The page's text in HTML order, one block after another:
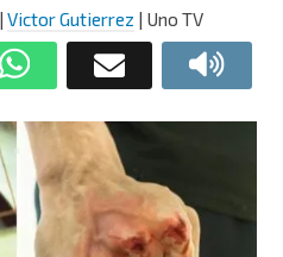
| Victor Gutierrez | Uno TV